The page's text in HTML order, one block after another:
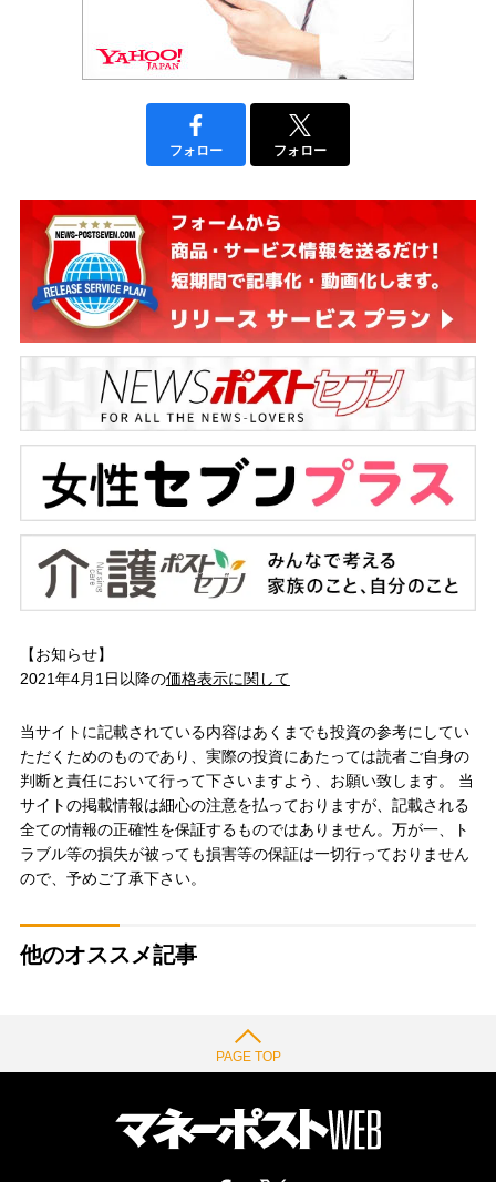
フォロー フォロー
【お知らせ】
2021年4月1日以降の価格表示に関して
当サイトに記載されている内容はあくまでも投資の参考にしてい
ただくためのものであり、実際の投資にあたっては読者ご自身の
判断と責任において行って下さいますよう、お願い致します。 当
サイトの掲載情報は細心の注意を払っておりますが、記載される
全ての情報の正確性を保証するものではありません。万が一、ト
ラブル等の損失が被っても損害等の保証は一切行っておりません
ので、予めご了承下さい。
他のオススメ記事
PAGE TOP